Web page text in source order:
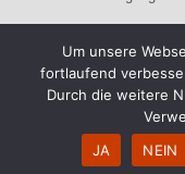
Um unsere
fortlaufend
Durch die weitere
JA
NEIN